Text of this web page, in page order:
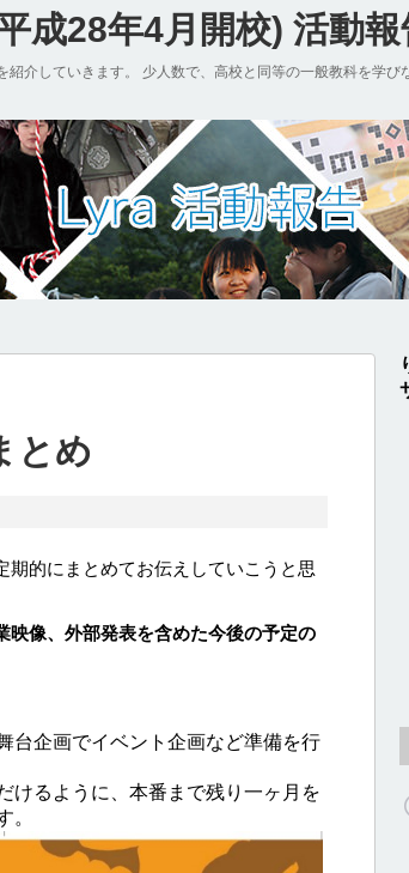
成28年4月開校) 活動
介していきます。 少人数で、高校と同等の一般教科を学
とめ
的にまとめてお伝えしていこうと思
映像、外部発表を含めた今後の予定の
台企画でイベント企画など準備を行
けるように、本番まで残り一ヶ月を
。